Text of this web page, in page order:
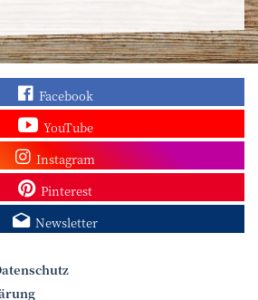
Finden Sie „So
Facebook
Sehen Sie mehr
YouTube
Besuchen Sie unser
Instagram
Sieh dir unsere Pins
Pinterest
Melden Sie sich zum
Newsletter